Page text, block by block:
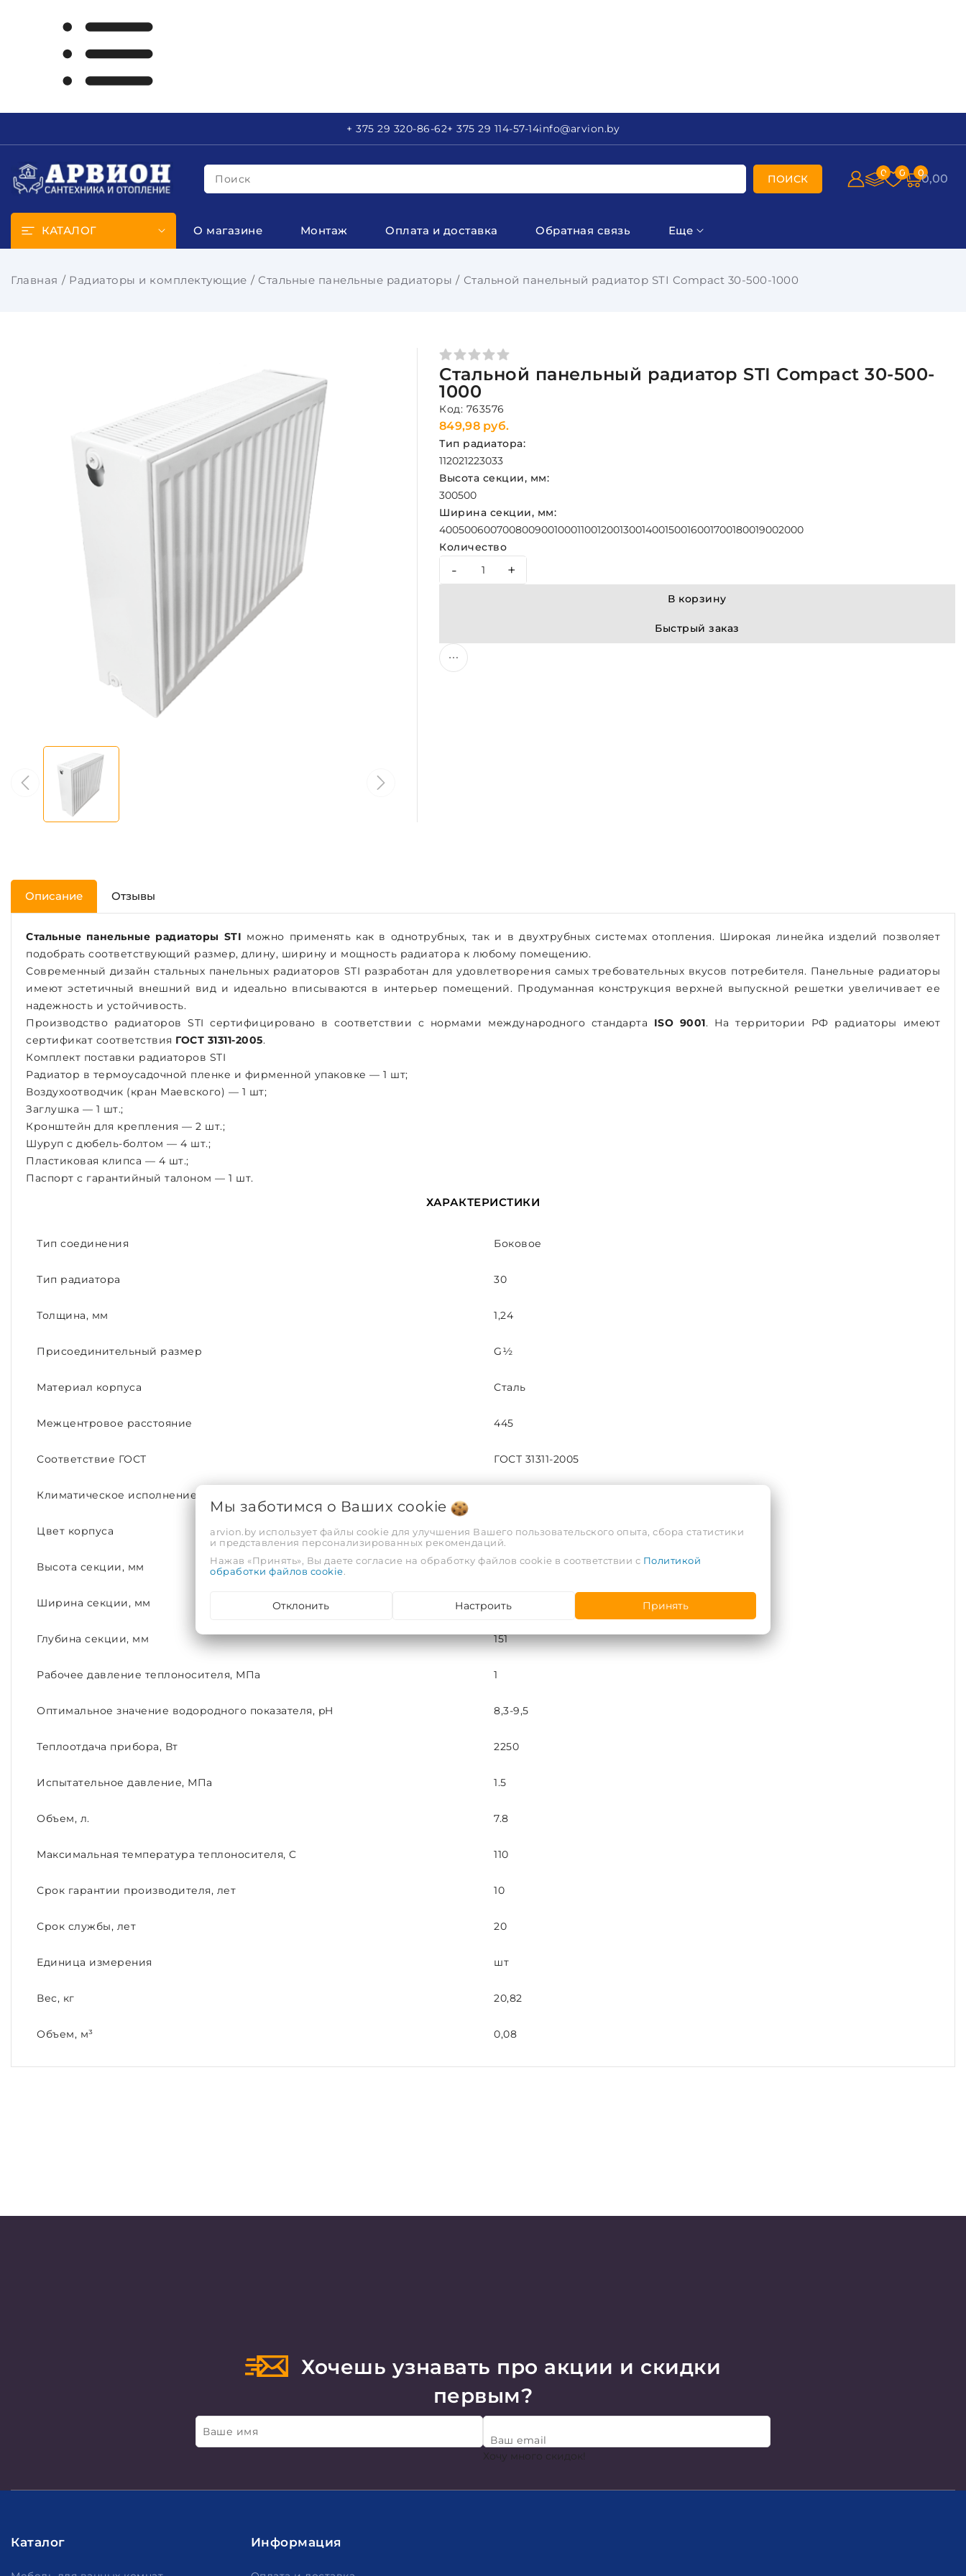
+ 375 29 320-86-62+ 375 29 114-57-14info@arvion.by
Поиск ПОИСК 0 0 00,00
КАТАЛОГ О магазине Монтаж Оплата и доставка Обратная связь Еще
Главная Радиаторы и комплектующие Стальные панельные радиаторы Стальной панельный радиатор STI Compact 30-500-1000
Стальной панельный радиатор STI Compact 30-500-
1000
Код: 763576
849,98 руб.
Тип радиатора:
112021223033
Высота секции, мм:
300500
Ширина секции, мм:
40050060070080090010001100120013001400150016001700180019002000
Количество
- +
В корзину
Быстрый заказ
Описание Отзывы
Стальные панельные радиаторы STI можно применять как в однотрубных, так и в двухтрубных системах отопления. Широкая линейка изделий позволяет
подобрать соответствующий размер, длину, ширину и мощность радиатора к любому помещению.
Современный дизайн стальных панельных радиаторов STI разработан для удовлетворения самых требовательных вкусов потребителя. Панельные радиаторы
имеют эстетичный внешний вид и идеально вписываются в интерьер помещений. Продуманная конструкция верхней выпускной решетки увеличивает ее
надежность и устойчивость.
Производство радиаторов STI сертифицировано в соответствии с нормами международного стандарта ISO 9001. На территории РФ радиаторы имеют
сертификат соответствия ГОСТ 31311-2005.
Комплект поставки радиаторов STI
Радиатор в термоусадочной пленке и фирменной упаковке — 1 шт;
Воздухоотводчик (кран Маевского) — 1 шт;
Заглушка — 1 шт.;
Кронштейн для крепления — 2 шт.;
Шуруп с дюбель-болтом — 4 шт.;
Пластиковая клипса — 4 шт.;
Паспорт с гарантийный талоном — 1 шт.
ХАРАКТЕРИСТИКИ
Тип соединения Боковое
Тип радиатора 30
Толщина, мм 1,24
Присоединительный размер G½
Материал корпуса Сталь
Межцентровое расстояние 445
Соответствие ГОСТ ГОСТ 31311-2005
Климатическое исполнение
Цвет корпуса Белый
Высота секции, мм 500
Ширина секции, мм 1000
Глубина секции, мм 151
Рабочее давление теплоносителя, МПа 1
Оптимальное значение водородного показателя, pH 8,3-9,5
Теплоотдача прибора, Вт 2250
Испытательное давление, МПа 1.5
Объем, л. 7.8
Максимальная температура теплоносителя, C 110
Срок гарантии производителя, лет 10
Срок службы, лет 20
Единица измерения шт
Вес, кг 20,82
Объем, м³ 0,08
Хочешь узнавать про акции и скидки
первым?
Ваше имя
Ваш email
Хочу много скидок!
Каталог Информация
Мы заботимся о Ваших cookie
arvion.by использует файлы cookie для улучшения Вашего пользовательского опыта, сбора статистики
и представления персонализированных рекомендаций.
Нажав «Принять», Вы даете согласие на обработку файлов cookie в соответствии с Политикой
обработки файлов cookie.
Отклонить Настроить Принять